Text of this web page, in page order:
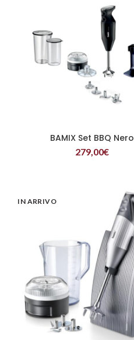
LEGGI TUTTO
BAMIX Set BBQ Nero
279,00€
IN ARRIVO